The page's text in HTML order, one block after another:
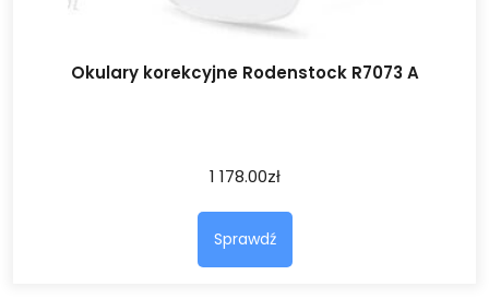
Okulary korekcyjne Rodenstock R7073 A
1 178.00zł
Sprawdź